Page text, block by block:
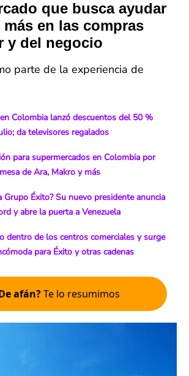
que busca ayudar
más en las compras
y del negocio
parte de la experiencia de
Colombia lanzó descuentos del 50 %
da televisores regalados
para supermercados en Colombia por
de Ara, Makro y más
Grupo Éxito? Su nuevo presidente anuncia
y abre la puerta a Venezuela
dentro de los centros comerciales y surge
para Éxito y otras cadenas
afán?Te lo resumimos